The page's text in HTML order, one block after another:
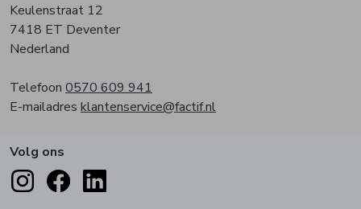
Keulenstraat 12
7418 ET Deventer
Nederland
Telefoon 0570 609 941
E-mailadres klantenservice@factif.nl
Volg ons